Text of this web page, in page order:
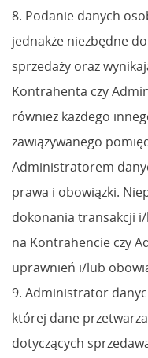
8. Podanie danych
jednakże niezbędne
sprzedaży oraz
Kontrahenta czy
również każdego
zawiązywanego
Administratorem
prawa i obowiązki.
dokonania transakcji
na Kontrahencie czy
uprawnień i/lub
9. Administrator
której dane
dotyczących